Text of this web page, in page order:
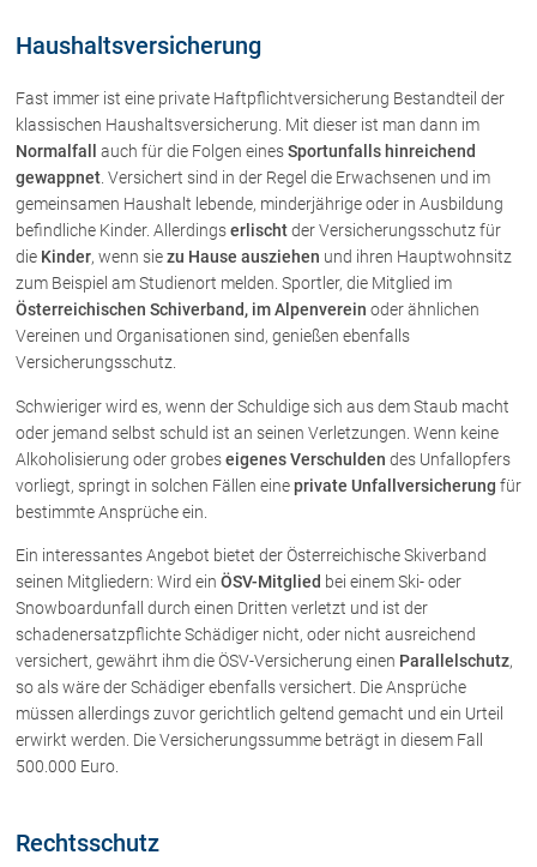
Dr. Roland Piccolruaz †
Mag. Raphaela Klotz
Rechtsnews
Publikationen
Paragraphen & Mehr
Medien
Vorarlberg Online
NOVUM
Fachliteratur
Unternehmensnachfolge in der
Familie
und Übergabeverträgen
Check dein Recht/Erbrecht
Schenkung von Immobilien
Checklisten: Haus-, Wohnungs- und
Grundstückkauf
Checkliste: GmbH-Gründung
Haushaltsversicherung
Fast immer ist eine private Haftpflichtversicherung Bestandteil der
klassischen Haushaltsversicherung. Mit dieser ist man dann im
Normalfall
auch für die Folgen einesSportunfalls hinreichend
gewappnet. Versichert sind in der Regel die Erwachsenen und im
gemeinsamen Haushalt lebende, minderjährige oder in Ausbildung
befindliche Kinder. Allerdingserlischtder Versicherungsschutz für
die Kinder, wenn siezu Hause ausziehen und ihren Hauptwohnsitz
zum Beispiel am Studienort melden. Sportler, die Mitglied im
Österreichischen Schiverband, im Alpenverein oder ähnlichen
Vereinen und Organisationen sind, genießen ebenfalls
Versicherungsschutz.
Schwieriger wird es, wenn der Schuldige sich aus dem Staub macht
oder jemand selbst schuld ist an seinen Verletzungen. Wenn keine
Alkoholisierung oder grobeseigenes Verschulden des Unfallopfers
vorliegt, springt in solchen Fällen eineprivate Unfallversicherung für
bestimmte Ansprüche ein.
Ein interessantes Angebot bietet der Österreichische Skiverband
seinen Mitgliedern: Wird ein ÖSV-Mitglied bei einem Ski- oder
Snowboardunfall durch einen Dritten verletzt und ist der
schadenersatzpflichte Schädiger nicht, oder nicht ausreichend
versichert, gewährt ihm die ÖSV-Versicherung einen Parallelschutz,
so als wäre der Schädiger ebenfalls versichert. Die Ansprüche
müssen allerdings zuvor gerichtlich geltend gemacht und ein Urteil
erwirkt werden. Die Versicherungssumme beträgt in diesem Fall
500.000 Euro.
Rechtsschutz